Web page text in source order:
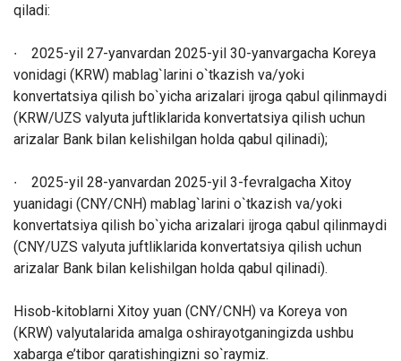
qiladi:
∙ 2025-yil 27-yanvardan 2025-yil 30-yanvargacha Koreya
vonidagi (KRW) mablag`larini o`tkazish va/yoki
konvertatsiya qilish bo`yicha arizalari ijroga qabul qilinmaydi
(KRW/UZS valyuta juftliklarida konvertatsiya qilish uchun
arizalar Bank bilan kelishilgan holda qabul qilinadi);
∙ 2025-yil 28-yanvardan 2025-yil 3-fevralgacha Xitoy
yuanidagi (CNY/CNH) mablag`larini o`tkazish va/yoki
konvertatsiya qilish bo`yicha arizalari ijroga qabul qilinmaydi
(CNY/UZS valyuta juftliklarida konvertatsiya qilish uchun
arizalar Bank bilan kelishilgan holda qabul qilinadi).
Hisob-kitoblarni Xitoy yuan (CNY/CNH) va Koreya von
(KRW) valyutalarida amalga oshirayotganingizda ushbu
xabarga e’tibor qaratishingizni so`raymiz.